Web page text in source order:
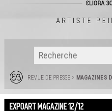
ARTISTE
REVUE DE PRESSE> MAGAZINES
EXPOART MAGAZINE 12/12